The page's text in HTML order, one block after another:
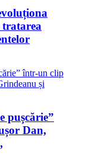
tratarea
pușcărie”
Dan,